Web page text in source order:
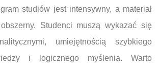
studiów jest intensywny, a materiał
Studenci muszą wykazać się
umiejętnością szybkiego
i logicznego myślenia. Warto